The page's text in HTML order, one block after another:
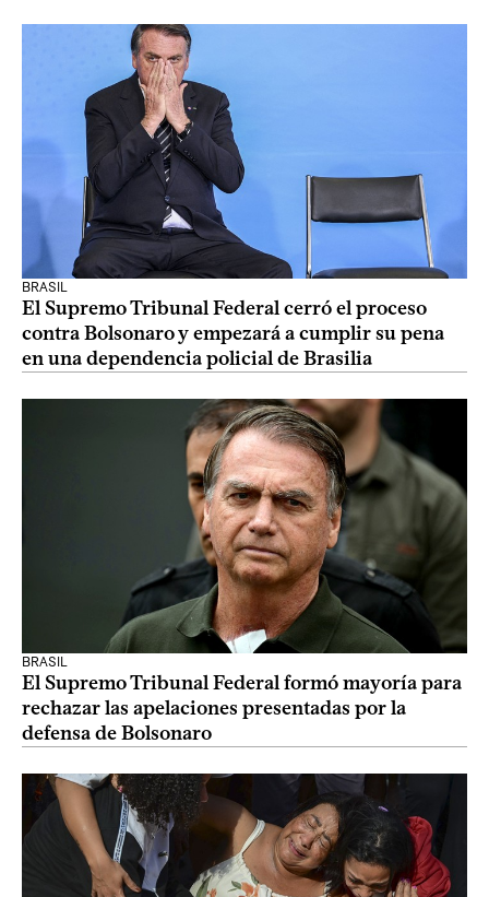
BRASIL
El Supremo Tribunal Federal cerró el proceso
contra Bolsonaro y empezará a cumplir su pena
en una dependencia policial de Brasilia
BRASIL
El Supremo Tribunal Federal formó mayoría para
rechazar las apelaciones presentadas por la
defensa de Bolsonaro